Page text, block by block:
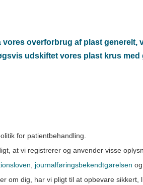
overforbrug af plast generelt,
udskiftet vores plast krus med
for patientbehandling.
at vi registrerer og anvender visse
journalføringsbekendtgørelsen og
om dig, har vi pligt til at opbevare